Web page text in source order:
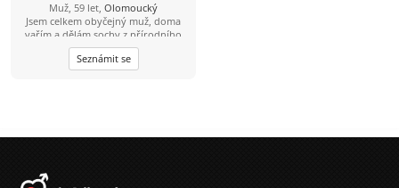
Muž, 59 let, Olomoucký
Jsem celkem obyčejný muž, doma
vařím a dělám sochy z přírodního
kamene na zakázku. Trvalý vztah
nehledám, ale kamarádku ano. Píši
to narovinu, tak to mám rád,
Žváček sochy Hačky. Tam mám moje
Seznámit se